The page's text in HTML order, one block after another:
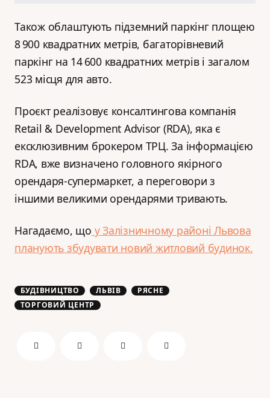
Також облаштують підземний паркінг площею
8 900 квадратних метрів, багаторівневий
паркінг на 14 600 квадратних метрів і загалом
523 місця для авто.
Проєкт реалізовує консалтингова компанія
Retail & Development Advisor (RDA), яка є
ексклюзивним брокером ТРЦ. За інформацією
RDA, вже визначено головного якірного
орендаря-супермаркет, а переговори з
іншими великими орендарями тривають.
Нагадаємо, що у Залізничному районі Львова
планують збудувати новий житловий будинок.
БУДІВНИЦТВО ЛЬВІВ
РЯСНЕ
ТОРГОВИЙ ЦЕНТР